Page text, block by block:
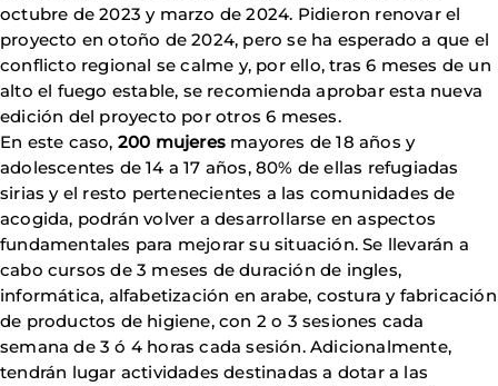
octubre de 2023 y marzo de 2024. Pidieron renovar el
proyecto en otoño de 2024, pero se ha esperado a que el
conflicto regional se calme y, por ello, tras 6 meses de un
alto el fuego estable, se recomienda aprobar esta nueva
edición del proyecto por otros 6 meses.
En este caso, 200 mujeres mayores de 18 años y
adolescentes de 14 a 17 años, 80% de ellas refugiadas
sirias y el resto pertenecientes a las comunidades de
acogida, podrán volver a desarrollarse en aspectos
fundamentales para mejorar su situación. Se llevarán a
cabo cursos de 3 meses de duración de ingles,
informática, alfabetización en arabe, costura y fabricación
de productos de higiene, con 2 o 3 sesiones cada
semana de 3 ó 4 horas cada sesión. Adicionalmente,
tendrán lugar actividades destinadas a dotar a las